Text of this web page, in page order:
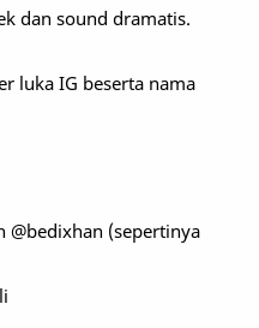
dan sound dramatis.
luka IG beserta nama
@bedixhan (sepertinya